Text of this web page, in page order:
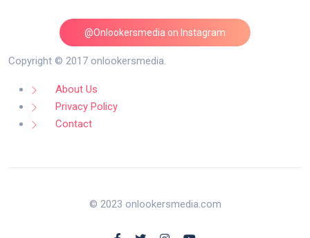
@Onlookersmedia on Instagram
Follow on Instagram
Copyright © 2017 onlookersmedia.
About Us
Privacy Policy
Contact
© 2023 onlookersmedia.com